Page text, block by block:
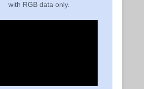
with RGB data only.